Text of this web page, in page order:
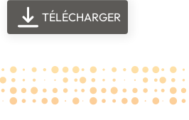
TÉLÉCHARGER